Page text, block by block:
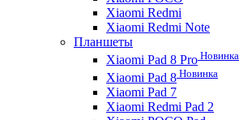
Xiaomi Redmi
Xiaomi Redmi Note
Планшеты
Xiaomi Pad 8 Pro Новинка
Xiaomi Pad 8 Новинка
Xiaomi Pad 7
Xiaomi Redmi Pad 2